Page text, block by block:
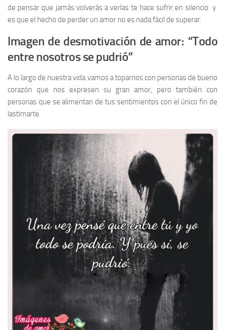
de pensar que jamás volverás a verlas te hace sufrir en silencio y
es que el hecho de perder un amor no es nada fácil de superar.
Imagen de desmotivación de amor: “Todo
entre nosotros se pudrió”
A lo largo de nuestra vida vamos a toparnos con personas de bueno
corazón que nos expresen su gran amor, pero también con
personas que se alimentan de tus sentimientos con el único fin de
lastimarte.